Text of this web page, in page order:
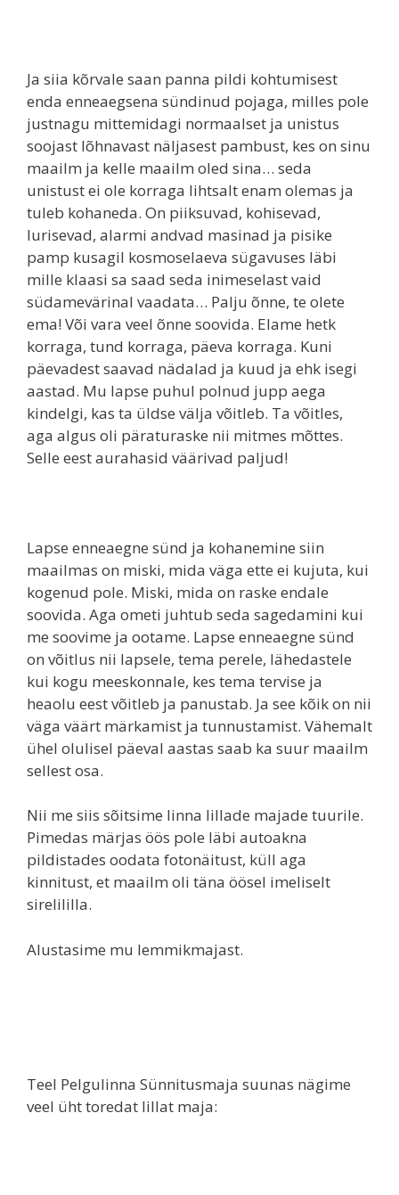
Ja siia kõrvale saan panna pildi kohtumisest
enda enneaegsena sündinud pojaga, milles pole
justnagu mittemidagi normaalset ja unistus
soojast lõhnavast näljasest pambust, kes on sinu
maailm ja kelle maailm oled sina… seda
unistust ei ole korraga lihtsalt enam olemas ja
tuleb kohaneda. On piiksuvad, kohisevad,
lurisevad, alarmi andvad masinad ja pisike
pamp kusagil kosmoselaeva sügavuses läbi
mille klaasi sa saad seda inimeselast vaid
südamevärinal vaadata… Palju õnne, te olete
ema! Või vara veel õnne soovida. Elame hetk
korraga, tund korraga, päeva korraga. Kuni
päevadest saavad nädalad ja kuud ja ehk isegi
aastad. Mu lapse puhul polnud jupp aega
kindelgi, kas ta üldse välja võitleb. Ta võitles,
aga algus oli päraturaske nii mitmes mõttes.
Selle eest aurahasid väärivad paljud!
Lapse enneaegne sünd ja kohanemine siin
maailmas on miski, mida väga ette ei kujuta, kui
kogenud pole. Miski, mida on raske endale
soovida. Aga ometi juhtub seda sagedamini kui
me soovime ja ootame. Lapse enneaegne sünd
on võitlus nii lapsele, tema perele, lähedastele
kui kogu meeskonnale, kes tema tervise ja
heaolu eest võitleb ja panustab. Ja see kõik on nii
väga väärt märkamist ja tunnustamist. Vähemalt
ühel olulisel päeval aastas saab ka suur maailm
sellest osa.
Nii me siis sõitsime linna lillade majade tuurile.
Pimedas märjas öös pole läbi autoakna
pildistades oodata fotonäitust, küll aga
kinnitust, et maailm oli täna öösel imeliselt
sirelililla.
Alustasime mu lemmikmajast.
Teel Pelgulinna Sünnitusmaja suunas nägime
veel üht toredat lillat maja: